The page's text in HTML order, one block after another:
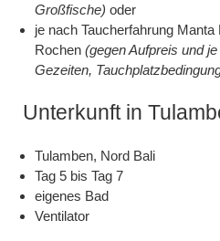
Großfische)oder
je nach Taucherfahrung
Rochen(gegen Aufpreis und
Gezeiten,
Unterkunft in
Tulamben, Nord Bali
Tag 5 bis Tag 7
eigenes Bad
Ventilator